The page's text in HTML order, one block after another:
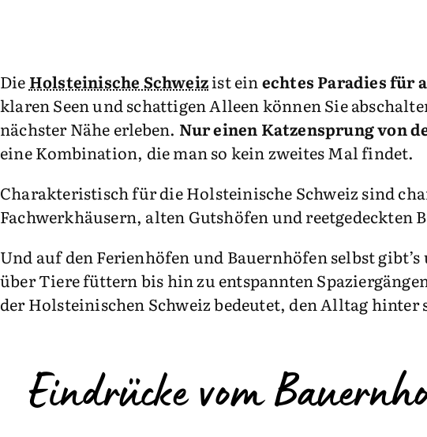
Die Holsteinische Schweizist einechtes Paradies für
klaren Seen und schattigen Alleen können Sie
nächster Nähe erleben. Nur einen Katzensprung von
eine Kombination, die man so kein zweites Mal findet.
Charakteristisch für die Holsteinische Schweiz sind
Fachwerkhäusern, alten Gutshöfen und reetgedeckten
Und auf den Ferienhöfen und Bauernhöfen selbst
über Tiere füttern bis hin zu entspannten
der Holsteinischen Schweiz bedeutet, den Alltag hinter
Eindrücke vom